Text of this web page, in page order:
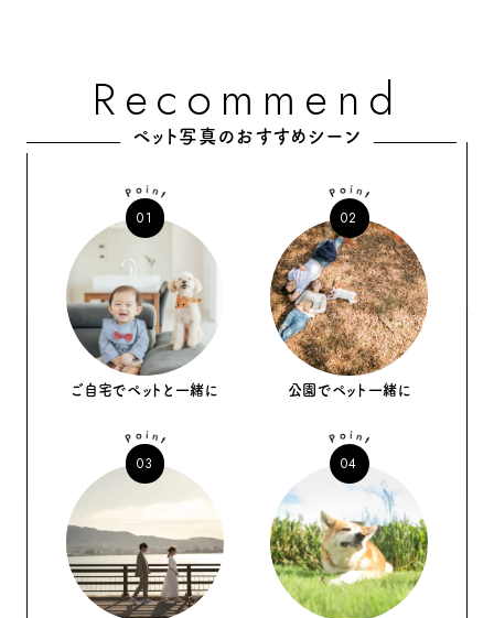
Recommend
ペット写真のおすすめシーン
01
ご自宅でペットと一緒に
02
公園でペット一緒に
03 04